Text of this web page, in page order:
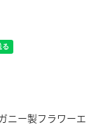
ニー製フラワーエ